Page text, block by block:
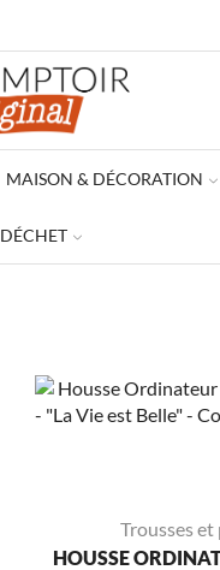
MAISON & DÉCORATION
Trousses
HOUSSE